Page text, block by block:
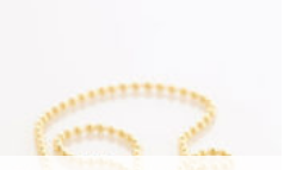
hinzufügen